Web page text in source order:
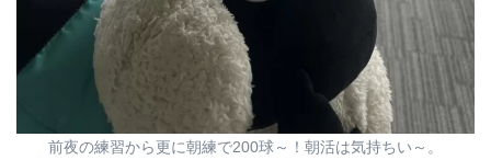
前夜の練習から更に朝練で200球～！朝活は気持ちい～。